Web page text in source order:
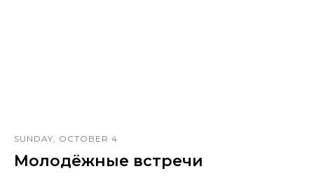
SUNDAY, OCTOBER 4
Молодёжные встречи